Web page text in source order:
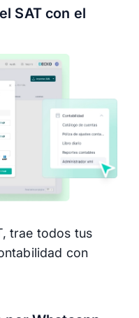
SAT con el
trae todos tus
con